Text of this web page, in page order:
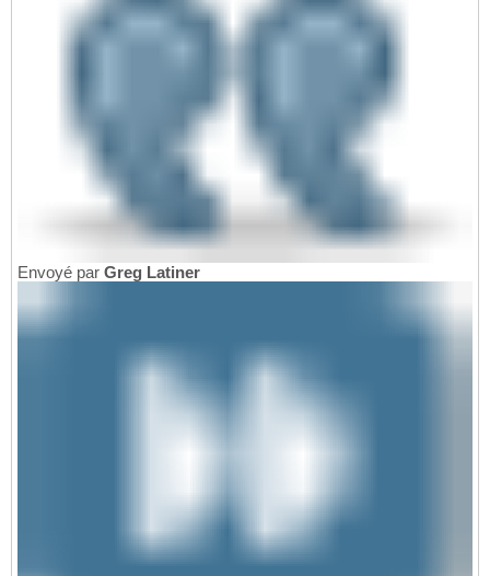
Envoyé par Greg Latiner